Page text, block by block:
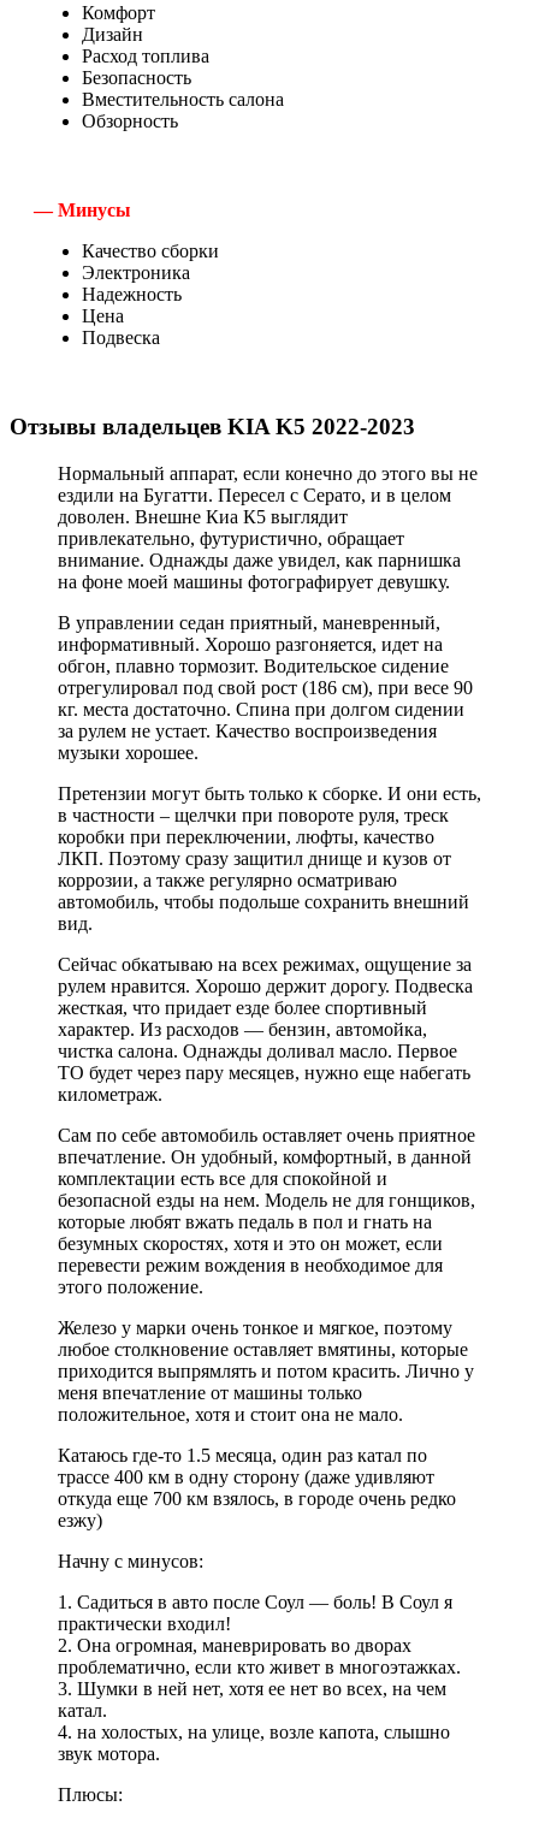
Комфорт
Дизайн
Расход топлива
Безопасность
Вместительность салона
Обзорность
— Минусы
Качество сборки
Электроника
Надежность
Цена
Подвеска
Отзывы владельцев KIA K5 2022-2023
Нормальный аппарат, если конечно до этого вы не
ездили на Бугатти. Пересел с Серато, и в целом
доволен. Внешне Киа К5 выглядит
привлекательно, футуристично, обращает
внимание. Однажды даже увидел, как парнишка
на фоне моей машины фотографирует девушку.
В управлении седан приятный, маневренный,
информативный. Хорошо разгоняется, идет на
обгон, плавно тормозит. Водительское сидение
отрегулировал под свой рост (186 см), при весе 90
кг. места достаточно. Спина при долгом сидении
за рулем не устает. Качество воспроизведения
музыки хорошее.
Претензии могут быть только к сборке. И они есть,
в частности – щелчки при повороте руля, треск
коробки при переключении, люфты, качество
ЛКП. Поэтому сразу защитил днище и кузов от
коррозии, а также регулярно осматриваю
автомобиль, чтобы подольше сохранить внешний
вид.
Сейчас обкатываю на всех режимах, ощущение за
рулем нравится. Хорошо держит дорогу. Подвеска
жесткая, что придает езде более спортивный
характер. Из расходов — бензин, автомойка,
чистка салона. Однажды доливал масло. Первое
ТО будет через пару месяцев, нужно еще набегать
километраж.
Сам по себе автомобиль оставляет очень приятное
впечатление. Он удобный, комфортный, в данной
комплектации есть все для спокойной и
безопасной езды на нем. Модель не для гонщиков,
которые любят вжать педаль в пол и гнать на
безумных скоростях, хотя и это он может, если
перевести режим вождения в необходимое для
этого положение.
Железо у марки очень тонкое и мягкое, поэтому
любое столкновение оставляет вмятины, которые
приходится выпрямлять и потом красить. Лично у
меня впечатление от машины только
положительное, хотя и стоит она не мало.
Катаюсь где-то 1.5 месяца, один раз катал по
трассе 400 км в одну сторону (даже удивляют
откуда еще 700 км взялось, в городе очень редко
езжу)
Начну с минусов:
1. Садиться в авто после Соул — боль! В Соул я
практически входил!
2. Она огромная, маневрировать во дворах
проблематично, если кто живет в многоэтажках.
3. Шумки в ней нет, хотя ее нет во всех, на чем
катал.
4. на холостых, на улице, возле капота, слышно
звук мотора.
Плюсы: